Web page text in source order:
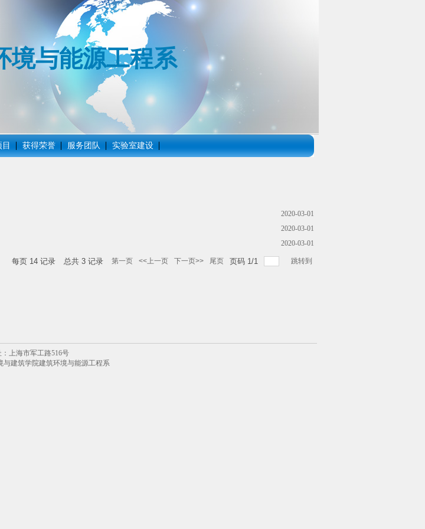
境与能源工程系
获得荣誉 服务团队 实验室建设
2020-03-01
2020-03-01
2020-03-01
每页 14 记录 总共 3 记录 第一页 <<上一页 下一页>> 尾页 页码 1/1 跳转到
：上海市军工路516号
与建筑学院建筑环境与能源工程系